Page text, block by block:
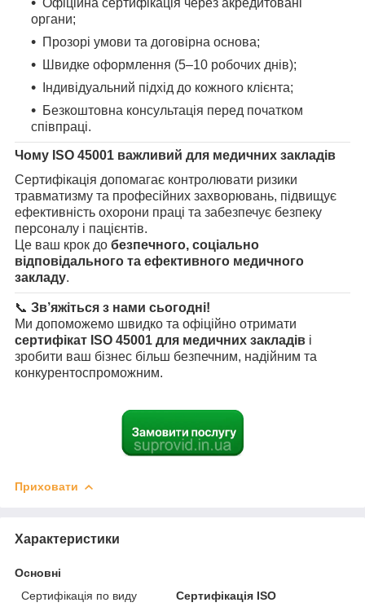
органи;
Прозорі умови та договірна основа;
Швидке оформлення (5–10 робочих днів);
Індивідуальний підхід до кожного клієнта;
Безкоштовна консультація перед початком
співпраці.
Чому ISO 45001 важливий для медичних закладів
Сертифікація допомагає контролювати ризики
травматизму та професійних захворювань, підвищує
ефективність охорони праці та забезпечує безпеку
персоналу і пацієнтів.
Це ваш крок до безпечного, соціально
відповідального та ефективного медичного
закладу.
📞 Зв’яжіться з нами сьогодні!
Ми допоможемо швидко та офіційно отримати
сертифікат ISO 45001 для медичних закладів і
зробити ваш бізнес більш безпечним, надійним та
конкурентоспроможним.
Приховати
Характеристики
Основні
Сертифікація по виду
Сертифікація ISO